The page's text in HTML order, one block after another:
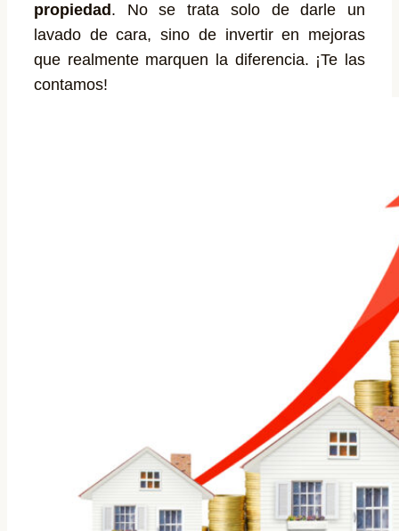
propiedad . No se trata solo de darle un
lavado de cara, sino de invertir en mejoras
que realmente marquen la diferencia. ¡Te las
contamos!